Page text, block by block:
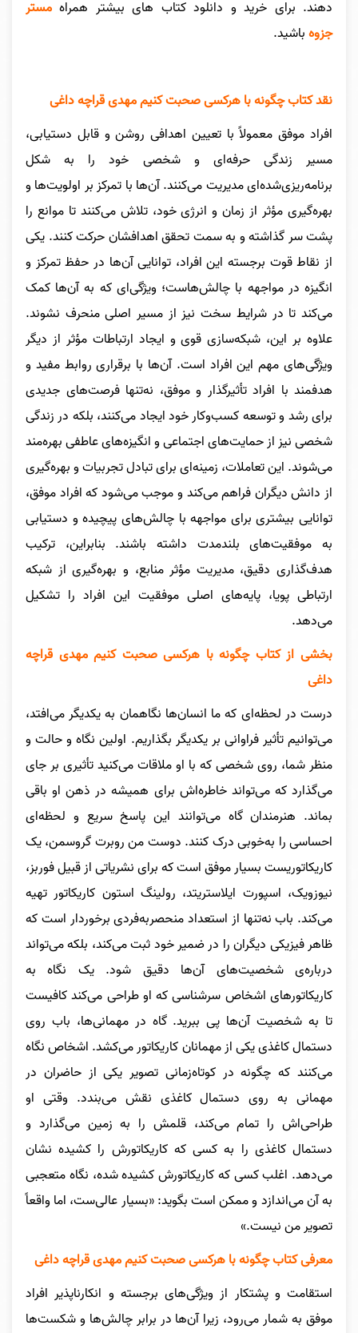
دهند. برای خرید و دانلود کتاب های بیشتر همراه مستر
جزوهباشید.
نقد کتاب چگونه با هرکسی صحبت کنیم مهدی قراچه داغی
افراد موفق معمولاً با تعیین اهدافی روشن و قابل دستیابی،
مسیر زندگی حرفه‌ای و شخصی خود را به شکل
برنامه‌ریزی‌شده‌ای مدیریت می‌کنند. آن‌ها با تمرکز بر اولویت‌ها و
بهره‌گیری مؤثر از زمان و انرژی خود، تلاش می‌کنند تا موانع را
پشت سر گذاشته و به سمت تحقق اهدافشان حرکت کنند. یکی
از نقاط قوت برجسته این افراد، توانایی آن‌ها در حفظ تمرکز و
انگیزه در مواجهه با چالش‌هاست؛ ویژگی‌ای که به آن‌ها کمک
می‌کند تا در شرایط سخت نیز از مسیر اصلی منحرف نشوند.
علاوه بر این، شبکه‌سازی قوی و ایجاد ارتباطات مؤثر از دیگر
ویژگی‌های مهم این افراد است. آن‌ها با برقراری روابط مفید و
هدفمند با افراد تأثیرگذار و موفق، نه‌تنها فرصت‌های جدیدی
برای رشد و توسعه کسب‌وکار خود ایجاد می‌کنند، بلکه در زندگی
شخصی نیز از حمایت‌های اجتماعی و انگیزه‌های عاطفی بهره‌مند
می‌شوند. این تعاملات، زمینه‌ای برای تبادل تجربیات و بهره‌گیری
از دانش دیگران فراهم می‌کند و موجب می‌شود که افراد موفق،
توانایی بیشتری برای مواجهه با چالش‌های پیچیده و دستیابی
به موفقیت‌های بلندمدت داشته باشند. بنابراین، ترکیب
هدف‌گذاری دقیق، مدیریت مؤثر منابع، و بهره‌گیری از شبکه
ارتباطی پویا، پایه‌های اصلی موفقیت این افراد را تشکیل
می‌دهد.
بخشی از کتاب چگونه با هرکسی صحبت کنیم مهدی قراچه
داغی
درست در لحظه‌اى که ما انسان‌ها نگاهمان به یکدیگر مى‌افتد،
مى‌توانیم تأثیر فراوانى بر یکدیگر بگذاریم. اولین نگاه و حالت و
منظر شما، روى شخصى که با او ملاقات مى‌کنید تأثیرى بر جاى
مى‌گذارد که مى‌تواند خاطره‌اش براى همیشه در ذهن او باقى
بماند. هنرمندان گاه مى‌توانند این پاسخ سریع و لحظه‌اى
احساسى را به‌خوبى درک کنند. دوست من روبرت گروسمن، یک
کاریکاتوریست بسیار موفق است که براى نشریاتى از قبیل فوربز،
نیوزویک، اسپورت ایلاستریتد، رولینگ استون کاریکاتور تهیه
مى‌کند. باب نه‌تنها از استعداد منحصربه‌فردى برخوردار است که
ظاهر فیزیکى دیگران را در ضمیر خود ثبت مى‌کند، بلکه مى‌تواند
درباره‌ی شخصیت‌هاى آن‌ها دقیق شود. یک نگاه به
کاریکاتورهاى اشخاص سرشناسى که او طراحى مى‌کند کافیست
تا به شخصیت آن‌ها پى ببرید. گاه در مهمانی‌ها، باب روى
دستمال کاغذى یکى از مهمانان کاریکاتور مى‌کشد. اشخاص نگاه
مى‌کنند که چگونه در کوتاه‌زمانى تصویر یکى از حاضران در
مهمانى به روى دستمال کاغذى نقش مى‌بندد. وقتى او
طراحى‌اش را تمام مى‌کند، قلمش را به زمین مى‌گذارد و
دستمال کاغذى را به کسى که کاریکاتورش را کشیده نشان
مى‌دهد. اغلب کسى که کاریکاتورش کشیده شده، نگاه متعجبى
به آن مى‌اندازد و ممکن است بگوید: «بسیار عالی‌ست، اما واقعاً
تصویر من نیست.»
معرفی کتاب چگونه با هرکسی صحبت کنیم مهدی قراچه داغی
استقامت و پشتکار از ویژگی‌های برجسته و انکارناپذیر افراد
موفق به شمار می‌رود، زیرا آن‌ها در برابر چالش‌ها و شکست‌ها